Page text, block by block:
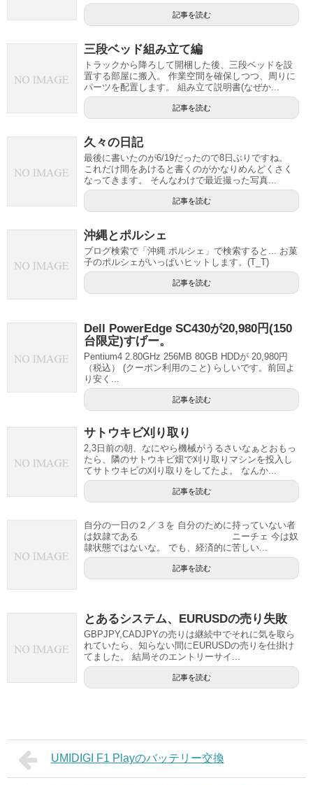
記事を読む
三段ベッド組み立て編
トラックから降ろして開梱した後、三段ベッドを設
置する部屋に搬入。 作業空間を確保しつつ、周りに
パーツを配置します。 組み立て説明書(なぜか...
記事を読む
久々の日記
最後に書いたのが6/19だったので8日ぶりですね。
これだけ間をあけると書くのがかなりめんどくさく
なってきます。 そんなわけで最近撮った写真...
記事を読む
沖縄とポルシェ
ブログ検索で「沖縄 ポルシェ」で検索すると... お菓
子のポルシェがいっぱいヒットします。(T_T)
記事を読む
Dell PowerEdge SC430が20,980円(150
台限定)すげー。
Pentium4 2.80GHz 256MB 80GB HDDが 20,980円
（税込） (クーポン利用のこと) らしいです。前回よ
り安く...
記事を読む
サトウキビ刈り取り
2,3日前の朝、なにやら機械がうるさいなぁとおもっ
たら、隣のサトウキビ畑で刈り取りマシンを投入し
てサトウキビの刈り取りをしてたよ。 なんか...
記事を読む
自分の一日の２／３を 自分のために持っていない者
は奴隷である ニーチェ 今は奴
隷状態ではないな。 でも、経済的に苦しい...
記事を読む
とあるシステム、EURUSDの売り失敗
GBPJPY,CADJPYの売りは継続中でそれに気を取ら
れていたら、知らない間にEURUSDの売りを仕掛け
てました。 結局そのエントリーサイ...
記事を読む
UMIDIGI F1 Playのバッテリー交換